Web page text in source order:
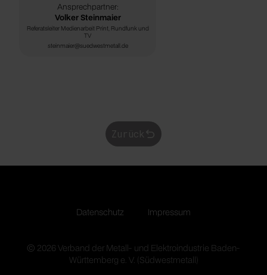
Ansprechpartner:
Volker Steinmaier
Referatsleiter Medienarbeit Print, Rundfunk und
TV
steinmaier@suedwestmetall.de
Zurück
Datenschutz Impressum
© 2026 Verband der Metall- und Elektroindustrie Baden-
Württemberg e. V. (Südwestmetall)